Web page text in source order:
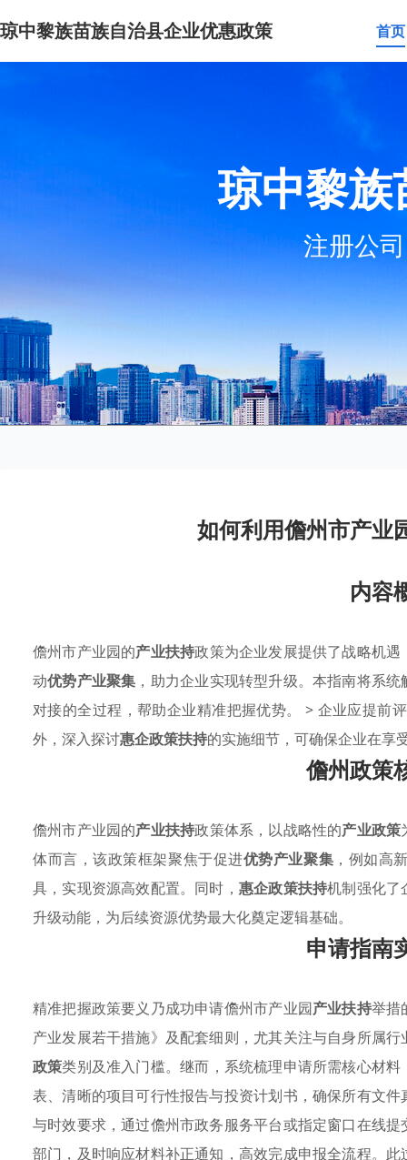
琼中黎族苗族自治县企业优惠政策 首页
琼中黎
注册公
如何利用儋州市产业
内容
儋州市产业园的产业扶持政策为企业发展提供了战略机遇
动优势产业聚集 ，助力企业实现转型升级。本指南将系统
对接的全过程，帮助企业精准把握优势。 > 企业应提前
外，深入探讨惠企政策扶持的实施细节，可确保企业在享
儋州政策
儋州市产业园的产业扶持政策体系，以战略性的产业政策
体而言，该政策框架聚焦于促进优势产业聚集 ，例如高
具，实现资源高效配置。同时， 惠企政策扶持机制强化了
升级动能，为后续资源优势最大化奠定逻辑基础。
申请指南
精准把握政策要义乃成功申请儋州市产业园产业扶持举措
产业发展若干措施》及配套细则，尤其关注与自身所属
政策类别及准入门槛。继而，系统梳理申请所需核心材
表、清晰的项目可行性报告与投资计划书，确保所有文
与时效要求，通过儋州市政务服务平台或指定窗口在线
部门，及时响应材料补正通知，高效完成申报全流程。